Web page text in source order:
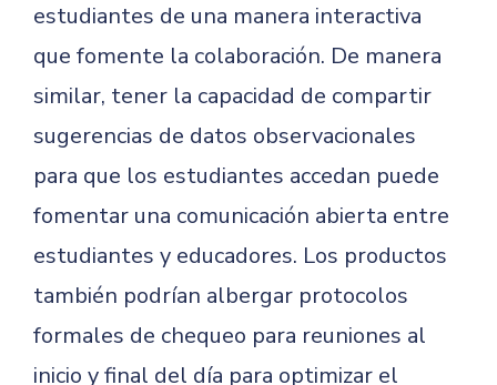
estudiantes de una manera interactiva
que fomente la colaboración. De manera
similar, tener la capacidad de compartir
sugerencias de datos observacionales
para que los estudiantes accedan puede
fomentar una comunicación abierta entre
estudiantes y educadores. Los productos
también podrían albergar protocolos
formales de chequeo para reuniones al
inicio y final del día para optimizar el